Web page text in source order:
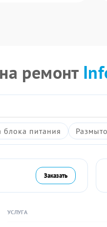
ремонт
питания
Заказать
УСЛУГА